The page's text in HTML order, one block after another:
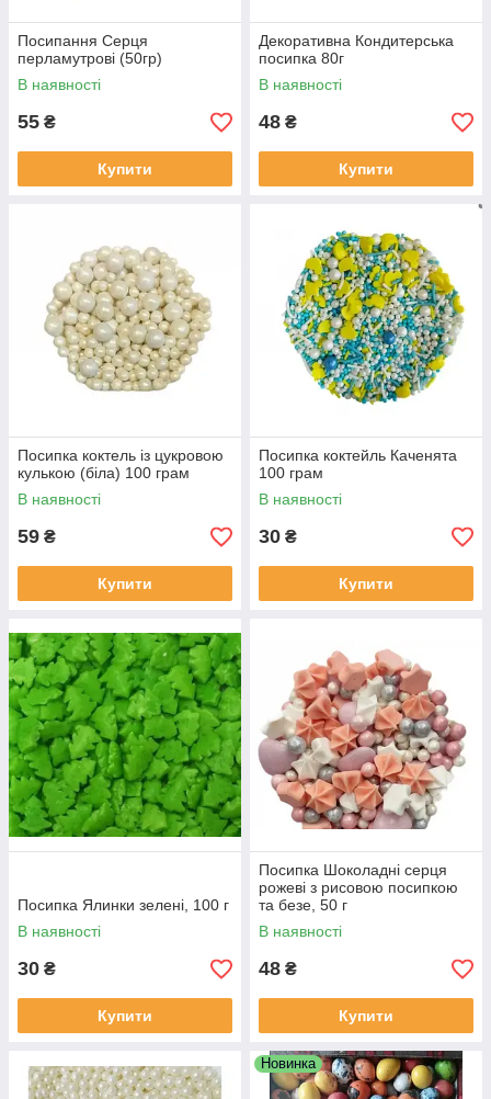
Посипання Серця
перламутрові (50гр)
В наявності
55 ₴
Купити
Декоративна Кондитерська
посипка 80г
В наявності
48 ₴
Купити
Посипка коктель із цукровою
кулькою (біла) 100 грам
В наявності
59 ₴
Купити
Посипка коктейль Каченята
100 грам
В наявності
30 ₴
Купити
Посипка Ялинки зелені, 100 г
В наявності
30 ₴
Купити
Посипка Шоколадні серця
рожеві з рисовою посипкою
та безе, 50 г
В наявності
48 ₴
Купити
Новинка